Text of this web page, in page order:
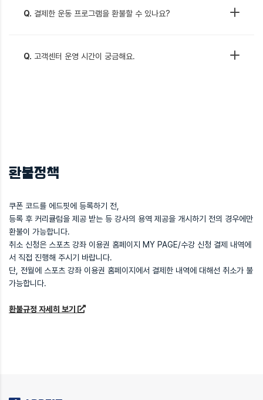
Q. 결제한 운동 프로그램을 환불할 수 있나요?
Q. 고객센터 운영 시간이 궁금해요.
환불정책
쿠폰 코드를 에드핏에 등록하기 전,
등록 후 커리큘럼을 제공 받는 등 강사의 용역 제공을 개시하기 전의 경우에만
환불이 가능합니다.
취소 신청은 스포츠 강좌 이용권 홈페이지 MY PAGE/수강 신청 결제 내역에
서 직접 진행해 주시기 바랍니다.
단, 전월에 스포츠 강좌 이용권 홈페이지에서 결제한 내역에 대해선 취소가 불
가능합니다.
환불규정 자세히 보기